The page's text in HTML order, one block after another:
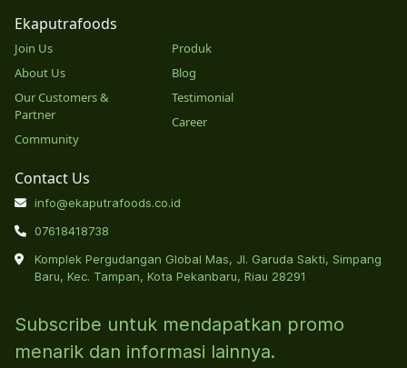
Ekaputrafoods
Join Us
About Us
Our Customers &
Partner
Community
Produk
Blog
Testimonial
Career
Contact Us
info@ekaputrafoods.co.id
07618418738
Komplek Pergudangan Global Mas, Jl. Garuda Sakti, Simpang
Baru, Kec. Tampan, Kota Pekanbaru, Riau 28291
Subscribe untuk mendapatkan promo
menarik dan informasi lainnya.